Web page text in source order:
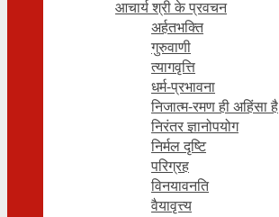
आचार्य श्री के प्रवचन
अर्हतभक्ति
गुरुवाणी
त्यागवृत्ति
धर्म-प्रभावना
निजात्म-रमण ही अहिंसा है
निरंतर ज्ञानोपयोग
निर्मल दृष्टि
परिग्रह
विनयावनति
वैयावृत्त्य